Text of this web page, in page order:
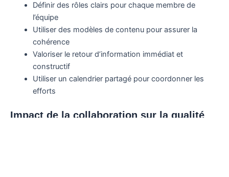
Définir des rôles clairs pour chaque membre de
l’équipe
Utiliser des modèles de contenu pour assurer la
cohérence
Valoriser le retour d’information immédiat et
constructif
Utiliser un calendrier partagé pour coordonner les
efforts
Impact de la collaboration sur la qualité